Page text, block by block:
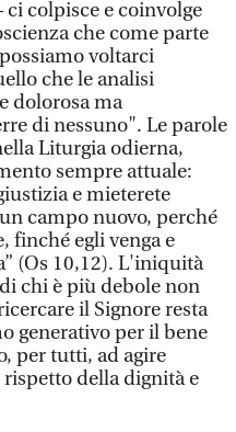
ci colpisce e coinvolge
che come parte
voltarci
che le analisi
dolorosa ma
di nessuno". Le parole
Liturgia odierna,
sempre attuale:
e mieterete
campo nuovo, perché
finché egli venga e
(Os 10,12). L'iniquità
chi è più debole non
il Signore resta
generativo per il bene
per tutti, ad agire
della dignità e